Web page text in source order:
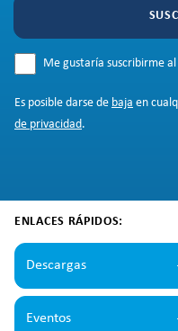
Me gustaría suscribirme
Es posible darse de baja en
de privacidad.
ENLACES RÁPIDOS:
Descargas
Eventos